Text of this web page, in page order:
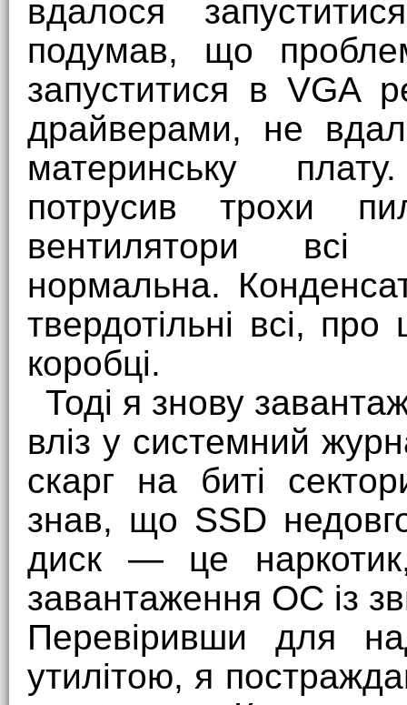
вдалося
подумав, що
запуститися в VGA
драйверами, не
материнську
потрусив трохи
вентилятори всі
нормальна.
твердотільні всі,
коробці.
Тоді я знову
вліз у системний
скарг на биті
знав, що SSD
диск — це
завантаження ОС із
Перевіривши для
утилітою, я